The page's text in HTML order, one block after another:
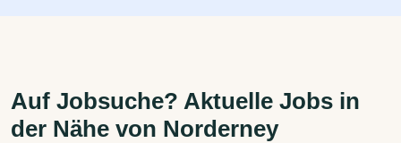
Auf Jobsuche? Aktuelle Jobs in
der Nähe von Norderney